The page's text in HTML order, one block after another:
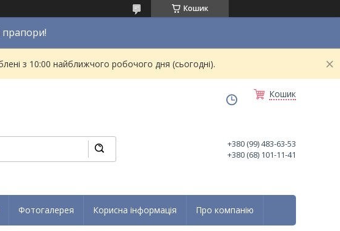
Кошик
прапори!
з 10:00 найближчого робочого дня (сьогодні).
Кошик
+380 (99) 483-63-53
+380 (68) 101-11-41
Фотогалерея Корисна інформація Про компанію